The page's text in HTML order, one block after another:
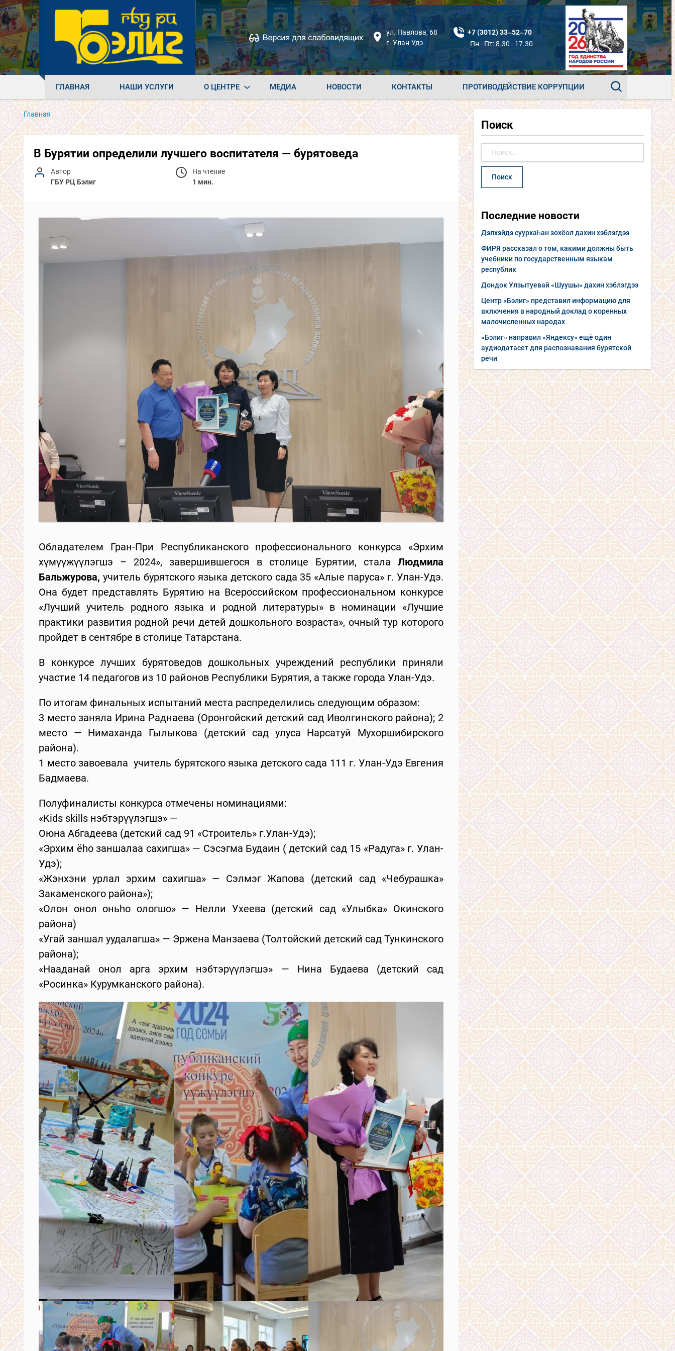
ул. Павлова, 68
г. Улан-Удэ
+7 (3012) 33‒52‒70
Пн - Пт: 8.30 - 17.30
ГЛАВНАЯ НАШИ УСЛУГИ О ЦЕНТРЕ МЕДИА НОВОСТИ КОНТАКТЫ ПРОТИВОДЕЙСТВИЕ КОРРУПЦИИ
Главная
В Бурятии определили лучшего воспитателя — бурятоведа
Автор
ГБУ РЦ Бэлиг
На чтение
1 мин.
Обладателем Гран-При Республиканского профессионального конкурса «Эрхим
хүмүүжүүлэгшэ – 2024», завершившегося в столице Бурятии, стала Людмила
Бальжурова, учитель бурятского языка детского сада 35 «Алые паруса» г. Улан-Удэ.
Она будет представлять Бурятию на Всероссийском профессиональном конкурсе
«Лучший учитель родного языка и родной литературы» в номинации «Лучшие
практики развития родной речи детей дошкольного возраста», очный тур которого
пройдет в сентябре в столице Татарстана.
В конкурсе лучших бурятоведов дошкольных учреждений республики приняли
участие 14 педагогов из 10 районов Республики Бурятия, а также города Улан-Удэ.
По итогам финальных испытаний места распределились следующим образом:
3 место заняла Ирина Раднаева (Оронгойский детский сад Иволгинского района); 2
место — Нимаханда Гылыкова (детский сад улуса Нарсатуй Мухоршибирского
района).
1 место завоевала учитель бурятского языка детского сада 111 г. Улан-Удэ Евгения
Бадмаева.
Полуфиналисты конкурса отмечены номинациями:
«Kids skills нэбтэрүүлэгшэ» —
Оюна Абгадеева (детский сад 91 «Строитель» г.Улан-Удэ);
«Эрхим ёһо заншалаа сахигша» — Сэсэгма Будаин ( детский сад 15 «Радуга» г. Улан-
Удэ);
«Жэнхэни урлал эрхим сахигша» — Сэлмэг Жапова (детский сад «Чебурашка»
Закаменского района»);
«Олон онол оньһо ологшо» — Нелли Ухеева (детский сад «Улыбка» Окинского
района)
«Угай заншал уудалагша» — Эржена Манзаева (Толтойский детский сад Тункинского
района);
«Нааданай онол арга эрхим нэбтэрүүлэгшэ» — Нина Будаева (детский сад
«Росинка» Курумканского района).
Поиск
Последние новости
Дэлхэйдэ суурхаһан зохёол дахин хэблэгдээ
ФИРЯ рассказал о том, какими должны быть
учебники по государственным языкам
республик
Дондок Улзытуевай «Шуушы» дахин хэблэгдээ
Центр «Бэлиг» представил информацию для
включения в народный доклад о коренных
малочисленных народах
«Бэлиг» направил «Яндексу» ещё один
аудиодатасет для распознавания бурятской
речи